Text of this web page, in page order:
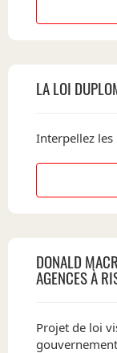
LA LOI
Interpellez
DONALD
AGENCES À
Projet de loi